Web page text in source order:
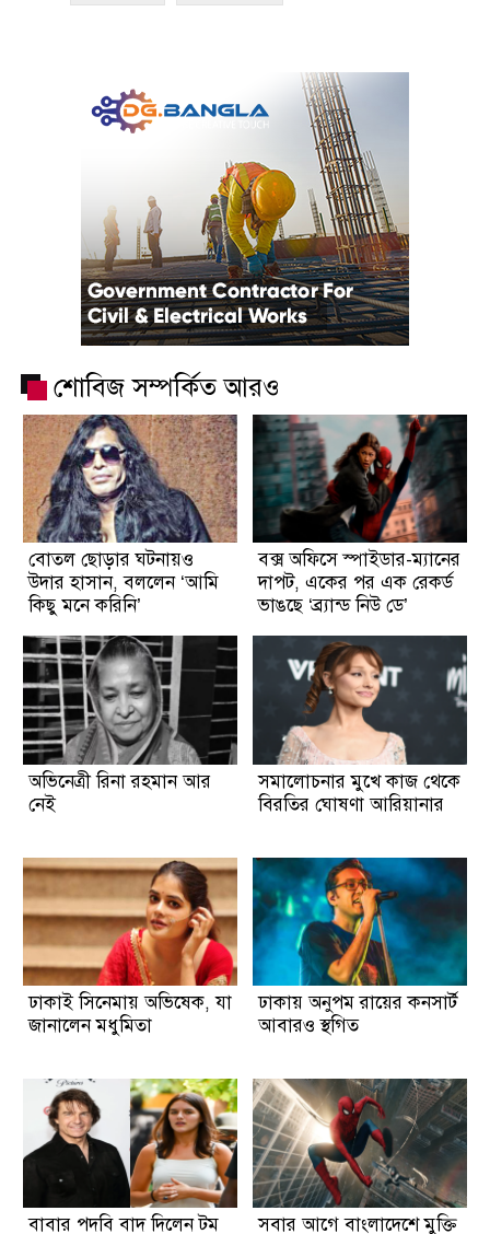
শোবিজ সম্পর্কিত আরও
বোতল ছোড়ার ঘটনায়ও
উদার হাসান, বললেন ‘আমি
কিছু মনে করিনি’
বক্স অফিসে স্পাইডার-ম্যানের
দাপট, একের পর এক রেকর্ড
ভাঙছে ‘ব্র্যান্ড নিউ ডে’
অভিনেত্রী রিনা রহমান আর
নেই
সমালোচনার মুখে কাজ থেকে
বিরতির ঘোষণা আরিয়ানার
ঢাকাই সিনেমায় অভিষেক, যা
জানালেন মধুমিতা
ঢাকায় অনুপম রায়ের কনসার্ট
আবারও স্থগিত
বাবার পদবি বাদ দিলেন টম সবার আগে বাংলাদেশে মুক্তি